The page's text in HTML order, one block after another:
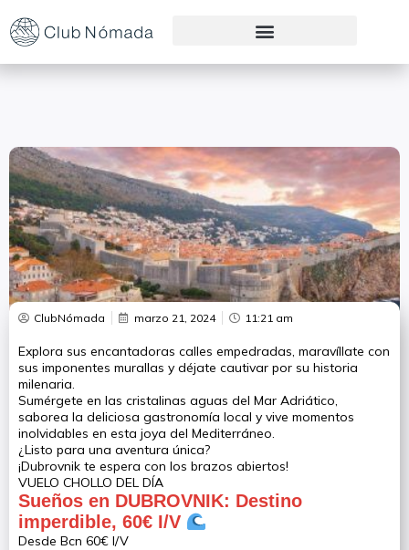
ClubNómada marzo 21, 2024 11:21 am
Explora sus encantadoras calles empedradas, maravíllate con
sus imponentes murallas y déjate cautivar por su historia
milenaria.
Sumérgete en las cristalinas aguas del Mar Adriático,
saborea la deliciosa gastronomía local y vive momentos
inolvidables en esta joya del Mediterráneo.
¿Listo para una aventura única?
¡Dubrovnik te espera con los brazos abiertos!
VUELO CHOLLO DEL DÍA
Sueños en DUBROVNIK: Destino
imperdible, 60€ I/V
Desde Bcn 60€ I/V